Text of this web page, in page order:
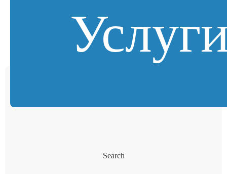
Search